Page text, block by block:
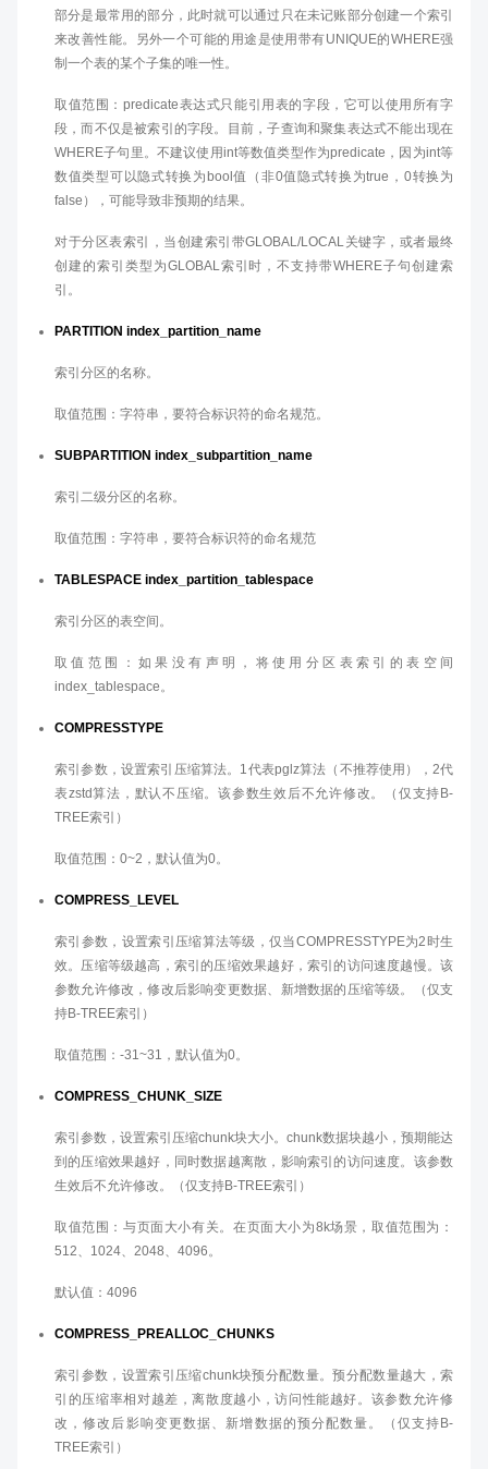
部分是最常用的部分，此时就可以通过只在未记账部分创建一个索引
来改善性能。另外一个可能的用途是使用带有UNIQUE的WHERE强
制一个表的某个子集的唯一性。
取值范围：predicate表达式只能引用表的字段，它可以使用所有字
段，而不仅是被索引的字段。目前，子查询和聚集表达式不能出现在
WHERE子句里。不建议使用int等数值类型作为predicate，因为int等
数值类型可以隐式转换为bool值（非0值隐式转换为true，0转换为
false），可能导致非预期的结果。
对于分区表索引，当创建索引带GLOBAL/LOCAL关键字，或者最终
创建的索引类型为GLOBAL索引时，不支持带WHERE子句创建索
引。
PARTITION index_partition_name
索引分区的名称。
取值范围：字符串，要符合标识符的命名规范。
SUBPARTITION index_subpartition_name
索引二级分区的名称。
取值范围：字符串，要符合标识符的命名规范
TABLESPACE index_partition_tablespace
索引分区的表空间。
取值范围：如果没有声明，将使用分区表索引的表空间
index_tablespace。
COMPRESSTYPE
索引参数，设置索引压缩算法。1代表pglz算法（不推荐使用），2代
表zstd算法，默认不压缩。该参数生效后不允许修改。（仅支持B-
TREE索引）
取值范围：0~2，默认值为0。
COMPRESS_LEVEL
索引参数，设置索引压缩算法等级，仅当COMPRESSTYPE为2时生
效。压缩等级越高，索引的压缩效果越好，索引的访问速度越慢。该
参数允许修改，修改后影响变更数据、新增数据的压缩等级。（仅支
持B-TREE索引）
取值范围：-31~31，默认值为0。
COMPRESS_CHUNK_SIZE
索引参数，设置索引压缩chunk块大小。chunk数据块越小，预期能达
到的压缩效果越好，同时数据越离散，影响索引的访问速度。该参数
生效后不允许修改。（仅支持B-TREE索引）
取值范围：与页面大小有关。在页面大小为8k场景，取值范围为：
512、1024、2048、4096。
默认值：4096
COMPRESS_PREALLOC_CHUNKS
索引参数，设置索引压缩chunk块预分配数量。预分配数量越大，索
引的压缩率相对越差，离散度越小，访问性能越好。该参数允许修
改，修改后影响变更数据、新增数据的预分配数量。（仅支持B-
TREE索引）